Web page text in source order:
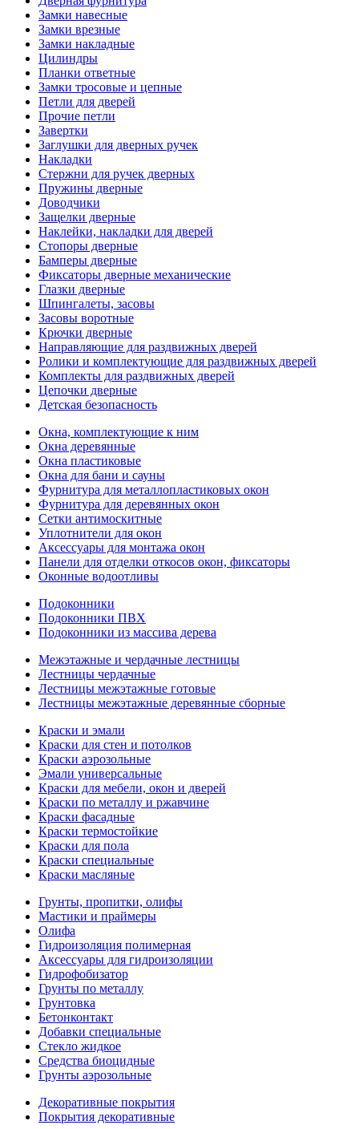
Замки навесные
Замки врезные
Замки накладные
Цилиндры
Планки ответные
Замки тросовые и цепные
Петли для дверей
Прочие петли
Завертки
Заглушки для дверных ручек
Накладки
Стержни для ручек дверных
Пружины дверные
Доводчики
Защелки дверные
Наклейки, накладки для дверей
Стопоры дверные
Бамперы дверные
Фиксаторы дверные механические
Глазки дверные
Шпингалеты, засовы
Засовы воротные
Крючки дверные
Направляющие для раздвижных дверей
Ролики и комплектующие для раздвижных дверей
Комплекты для раздвижных дверей
Цепочки дверные
Детская безопасность
Окна, комплектующие к ним
Окна деревянные
Окна пластиковые
Окна для бани и сауны
Фурнитура для металлопластиковых окон
Фурнитура для деревянных окон
Сетки антимоскитные
Уплотнители для окон
Аксессуары для монтажа окон
Панели для отделки откосов окон, фиксаторы
Оконные водоотливы
Подоконники
Подоконники ПВХ
Подоконники из массива дерева
Межэтажные и чердачные лестницы
Лестницы чердачные
Лестницы межэтажные готовые
Лестницы межэтажные деревянные сборные
Краски и эмали
Краски для стен и потолков
Краски аэрозольные
Эмали универсальные
Краски для мебели, окон и дверей
Краски по металлу и ржавчине
Краски фасадные
Краски термостойкие
Краски для пола
Краски специальные
Краски масляные
Грунты, пропитки, олифы
Мастики и праймеры
Олифа
Гидроизоляция полимерная
Аксессуары для гидроизоляции
Гидрофобизатор
Грунты по металлу
Грунтовка
Бетонконтакт
Добавки специальные
Стекло жидкое
Средства биоцидные
Грунты аэрозольные
Декоративные покрытия
Покрытия декоративные